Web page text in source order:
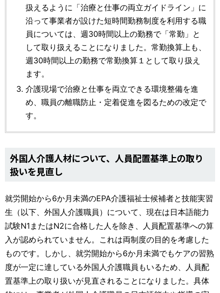
扱えるように「治療と仕事の両立ガイドライン」に
沿って事業者が設けた短時間勤務制度を利用する職
員については、週30時間以上の勤務で「常勤」と
して取り扱えることになりました。常勤換算上も、
週30時間以上の勤務で常勤換算１として取り扱え
ます。
介護現場で治療と仕事を両立できる環境整備を進
め、職員の離職防止・定着促進を図るための改定で
す。
外国人介護人材について、人員配置基準上の取り
扱いを見直し
就労開始から6か月未満のEPA介護福祉士候補者と技能実習
生（以下、外国人介護職員）について、現在は日本語能力
試験N1またはN2に合格した人を除き、人員配置基準への算
入が認められていません。これは両制度の目的を考慮した
ものです。しかし、就労開始から6か月未満でもケアの習熟
度が一定に達している外国人介護職員もいるため、人員配
置基準上の取り扱いが見直されることになりました。具体